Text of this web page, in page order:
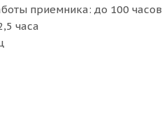
приемника: до 100 часов
часа